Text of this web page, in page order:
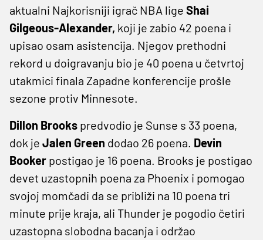
aktualni Najkorisniji igrač NBA lige Shai
Gilgeous-Alexander, koji je zabio 42 poena i
upisao osam asistencija. Njegov prethodni
rekord u doigravanju bio je 40 poena u četvrtoj
utakmici finala Zapadne konferencije prošle
sezone protiv Minnesote.
Dillon Brooks predvodio je Sunse s 33 poena,
dok je Jalen Green dodao 26 poena. Devin
Booker postigao je 16 poena. Brooks je postigao
devet uzastopnih poena za Phoenix i pomogao
svojoj momčadi da se približi na 10 poena tri
minute prije kraja, ali Thunder je pogodio četiri
uzastopna slobodna bacanja i održao